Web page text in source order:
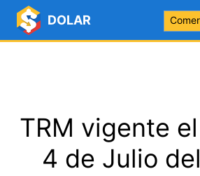
DOLAR
TRM vigente
4 de Julio